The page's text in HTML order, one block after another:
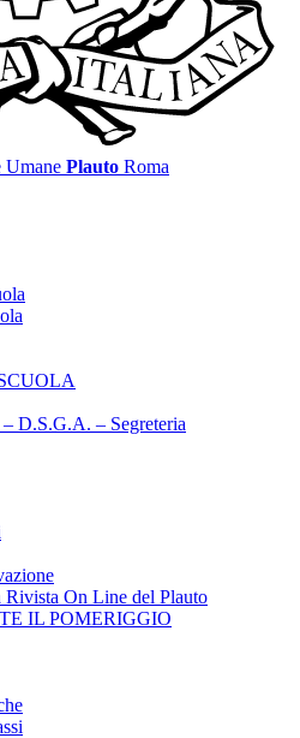
Umane Plauto Roma
D.S.G.A. – Segreteria
Rivista On Line del Plauto
IL POMERIGGIO